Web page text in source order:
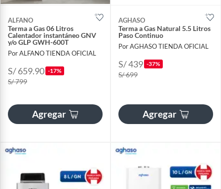
ALFANO
Terma a Gas 06 Litros
Calentador instantáneo GNV
y/o GLP GWH-600T
Por ALFANO TIENDA OFICIAL
S/ 659.90 -17%
S/ 799
Agregar
AGHASO
Terma a Gas Natural 5.5 Litros
Paso Continuo
Por AGHASO TIENDA OFICIAL
S/ 439 -37%
S/ 699
Agregar